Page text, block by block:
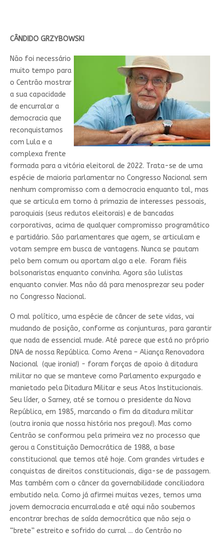
CÂNDIDO GRZYBOWSKI
Não foi necessário
muito tempo para
o Centrão mostrar
a sua capacidade
de encurralar a
democracia que
reconquistamos
com Lula e a
complexa frente
formada para a vitória eleitoral de 2022. Trata-se de uma
espécie de maioria parlamentar no Congresso Nacional sem
nenhum compromisso com a democracia enquanto tal, mas
que se articula em torno à primazia de interesses pessoais,
paroquiais (seus redutos eleitorais) e de bancadas
corporativas, acima de qualquer compromisso programático
e partidário. São parlamentares que agem, se articulam e
votam sempre em busca de vantagens. Nunca se pautam
pelo bem comum ou aportam algo a ele. Foram fiéis
bolsonaristas enquanto convinha. Agora são lulistas
enquanto convier. Mas não dá para menosprezar seu poder
no Congresso Nacional.
O mal político, uma espécie de câncer de sete vidas, vai
mudando de posição, conforme as conjunturas, para garantir
que nada de essencial mude. Até parece que está no próprio
DNA de nossa República. Como Arena – Aliança Renovadora
Nacional (que ironia!) - foram forças de apoio à ditadura
militar no que se manteve como Parlamento expurgado e
manietado pela Ditadura Militar e seus Atos Institucionais.
Seu líder, o Sarney, até se tornou o presidente da Nova
República, em 1985, marcando o fim da ditadura militar
(outra ironia que nossa história nos pregou!). Mas como
Centrão se conformou pela primeira vez no processo que
gerou a Constituição Democrática de 1988, a base
constitucional que temos até hoje. Com grandes virtudes e
conquistas de direitos constitucionais, diga-se de passagem.
Mas também com o câncer da governabilidade conciliadora
embutido nela. Como já afirmei muitas vezes, temos uma
jovem democracia encurralada e até aqui não soubemos
encontrar brechas de saída democrática que não seja o
“brete” estreito e sofrido do curral ... do Centrão no